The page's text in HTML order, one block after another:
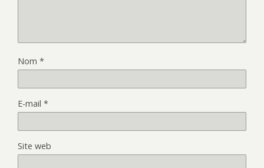
Nom *
E-mail *
Site web